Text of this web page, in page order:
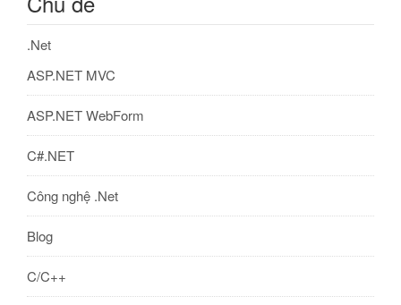
.Net
ASP.NET MVC
ASP.NET WebForm
C#.NET
Công nghệ .Net
Blog
C/C++